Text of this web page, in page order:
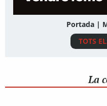
Portada |
TOTS
La